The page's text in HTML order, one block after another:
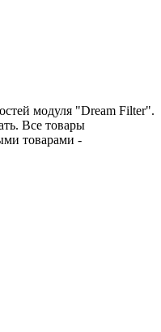
модуля "Dream Filter".
Все товары
товарами -